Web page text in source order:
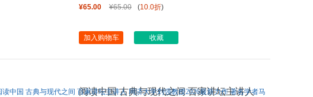
¥65.00
¥65.00 (10.0折)
加入购物车 收藏
阅读中国 古典与现代之间 百家讲坛主讲人